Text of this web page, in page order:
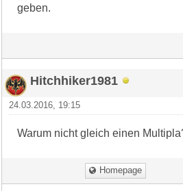
geben.
Hitchhiker1981
24.03.2016, 19:15
Warum nicht gleich einen
Homepage